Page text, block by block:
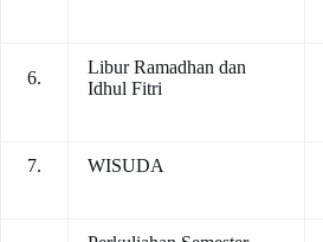
6.
Libur Ramadhan dan
Idhul Fitri
7. WISUDA